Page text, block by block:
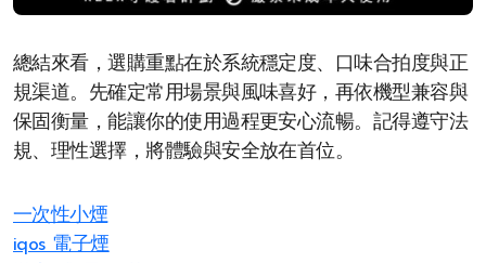
總結來看，選購重點在於系統穩定度、口味合拍度與正
規渠道。先確定常用場景與風味喜好，再依機型兼容與
保固衡量，能讓你的使用過程更安心流暢。記得遵守法
規、理性選擇，將體驗與安全放在首位。
一次性小煙
iqos 電子煙​